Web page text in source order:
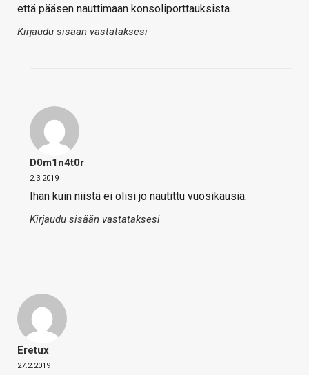
että pääsen nauttimaan konsoliporttauksista.
Kirjaudu sisään vastataksesi
D0m1n4t0r
2.3.2019
Ihan kuin niistä ei olisi jo nautittu vuosikausia.
Kirjaudu sisään vastataksesi
Eretux
27.2.2019